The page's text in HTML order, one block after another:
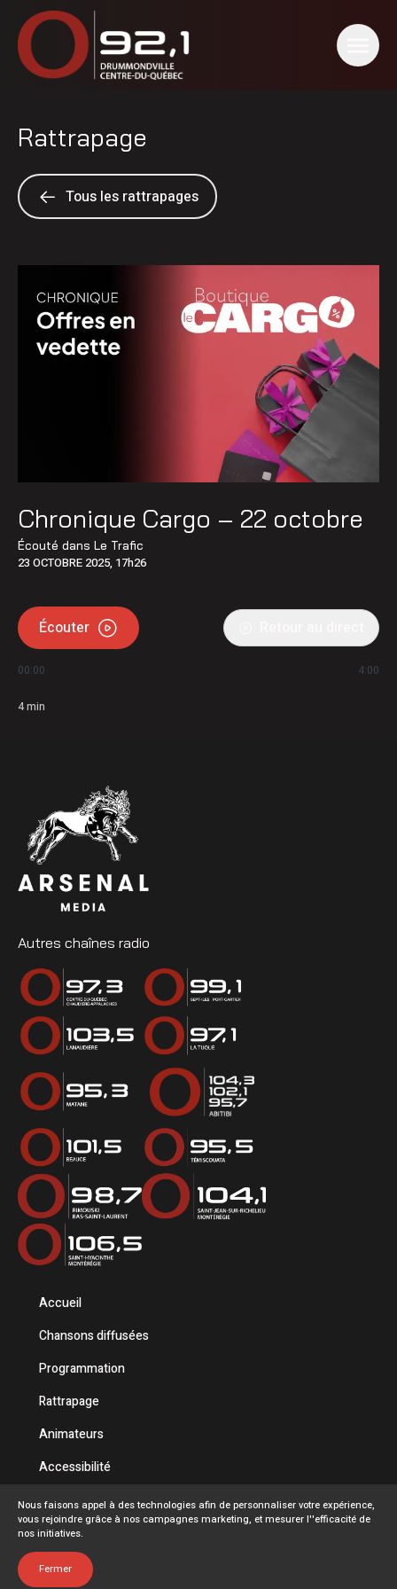
Rattrapage
Tous les rattrapages
Chronique Cargo – 22 octobre
Écouté dans Le Trafic
23 OCTOBRE 2025, 17h26
Écouter
00:00 4:00
4min
Autres chaînes radio
Accueil
Chansons diffusées
Programmation
Rattrapage
Animateurs
Accessibilité
Politique de confidentialité
Conditions d'utilisation
FAQ
Nous faisons appel à des technologies afin de personnaliser votre expérience,
vous rejoindre grâce à nos campagnes marketing, et mesurer l''efficacité de
nos initiatives.
Fermer